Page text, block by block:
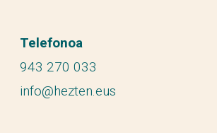
Telefonoa
943 270 033
info@hezten.eus